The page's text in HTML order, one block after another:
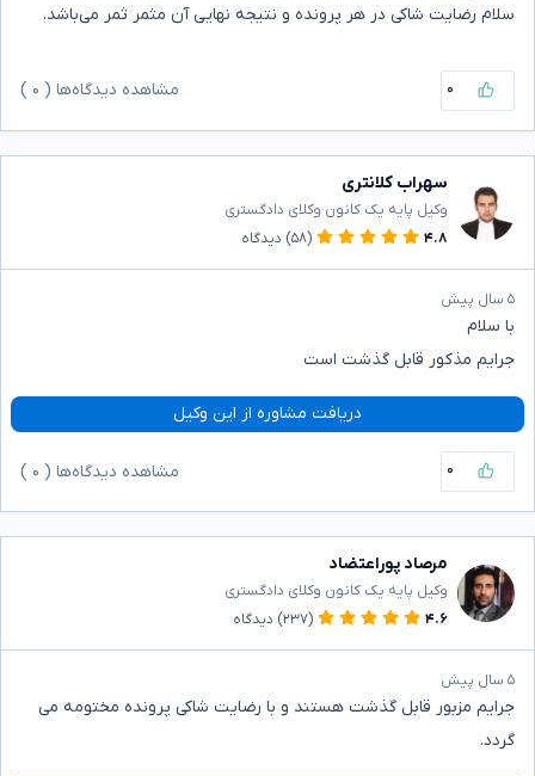
سلام رضایت شاکی در هر پرونده و نتیجه نهایی آن مثمر ثمر می‌باشد.
۰ مشاهده دیدگاه‌ها ( ۰
سهراب کلانتری
وکیل پایه یک کانون وکلای دادگستری
۴.۸
(۵۸) دیدگاه
۵ سال پیش
با سلام
جرایم مذکور قابل گذشت است
دریافت مشاوره از این وکیل
۰ مشاهده دیدگاه‌ها ( ۰
مرصاد پوراعتضاد
وکیل پایه یک کانون وکلای دادگستری
۴.۶
(۲۳۷) دیدگاه
۵ سال پیش
جرایم مزبور قابل گذشت هستند و با رضایت شاکی پرونده مختومه می
گردد.